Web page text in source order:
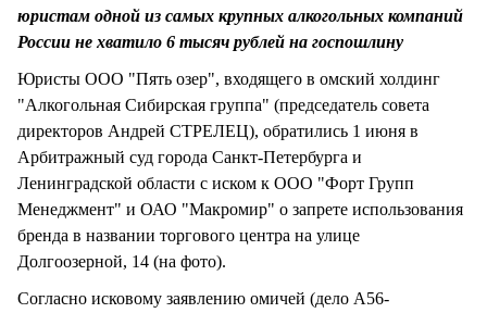
юристам одной из самых крупных алкогольных компаний
России не хватило 6 тысяч рублей на госпошлину
Юристы ООО "Пять озер", входящего в омский холдинг
"Алкогольная Сибирская группа" (председатель совета
директоров Андрей СТРЕЛЕЦ), обратились 1 июня в
Арбитражный суд города Санкт-Петербурга и
Ленинградской области с иском к ООО "Форт Групп
Менеджмент" и ОАО "Макромир" о запрете использования
бренда в названии торгового центра на улице
Долгоозерной, 14 (на фото).
Согласно исковому заявлению омичей (дело А56-